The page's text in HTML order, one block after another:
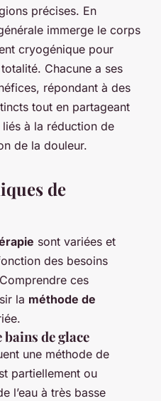
précises. En
immerge le corps
cryogénique pour
Chacune a ses
répondant à des
tout en partageant
liés à la réduction de
de la douleur.
de
sont variées et
des besoins
ces
la méthode de
de glace
une méthode de
partiellement ou
l’eau à très basse